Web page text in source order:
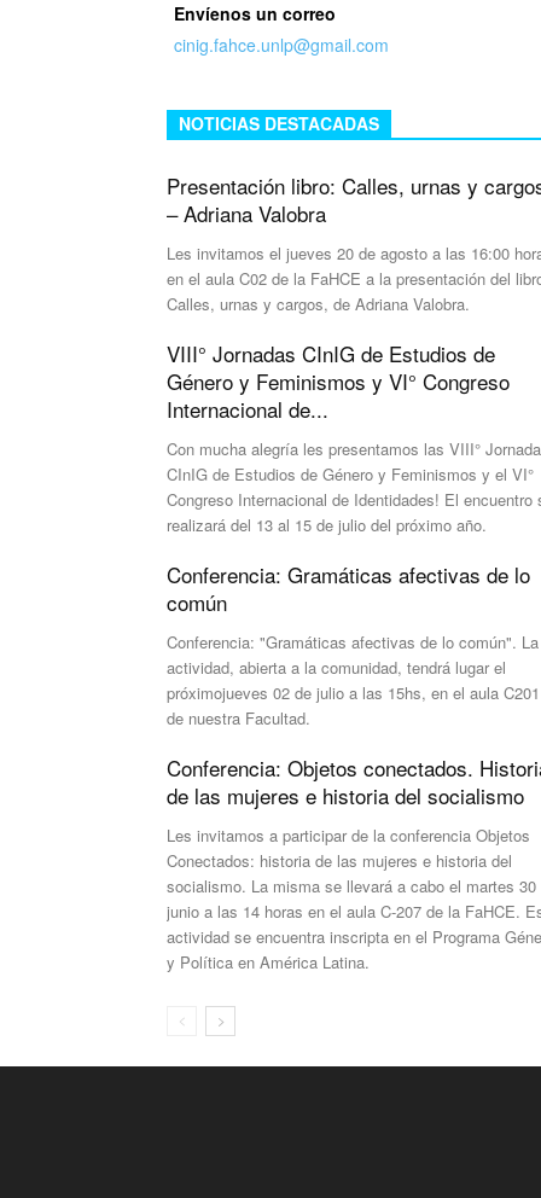
Envíenos un correo
cinig.fahce.unlp@gmail.com
NOTICIAS DESTACADAS
Presentación libro: Calles, urnas y
– Adriana Valobra
Les invitamos el jueves 20 de agosto a las 16:00
en el aula C02 de la FaHCE a la presentación del
Calles, urnas y cargos, de Adriana Valobra.
VIII° Jornadas CInIG de Estudios de
Género y Feminismos y VI° Congreso
Internacional de...
Con mucha alegría les presentamos las VIII°
CInIG de Estudios de Género y Feminismos y el VI°
Congreso Internacional de Identidades! El encuentro
realizará del 13 al 15 de julio del próximo año.
Conferencia: Gramáticas afectivas de lo
común
Conferencia: "Gramáticas afectivas de lo común". La
actividad, abierta a la comunidad, tendrá lugar el
próximojueves 02 de julio a las 15hs, en el aula
de nuestra Facultad.
Conferencia: Objetos conectados.
de las mujeres e historia del socialismo
Les invitamos a participar de la conferencia Objetos
Conectados: historia de las mujeres e historia del
socialismo. La misma se llevará a cabo el martes 30
junio a las 14 horas en el aula C-207 de la FaHCE.
actividad se encuentra inscripta en el Programa
y Política en América Latina.